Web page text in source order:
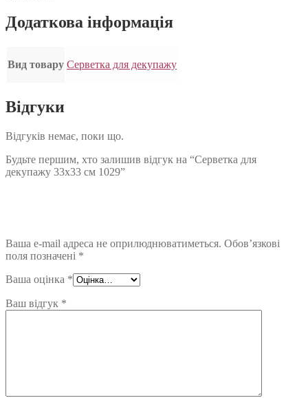
Додаткова інформація
Вид товару Серветка для декупажу
Відгуки
Відгуків немає, поки що.
Будьте першим, хто залишив відгук на “Серветка для
декупажу 33х33 см 1029”
Ваша e-mail адреса не оприлюднюватиметься. Обов’язкові
поля позначені *
Ваша оцінка *
Ваш відгук *